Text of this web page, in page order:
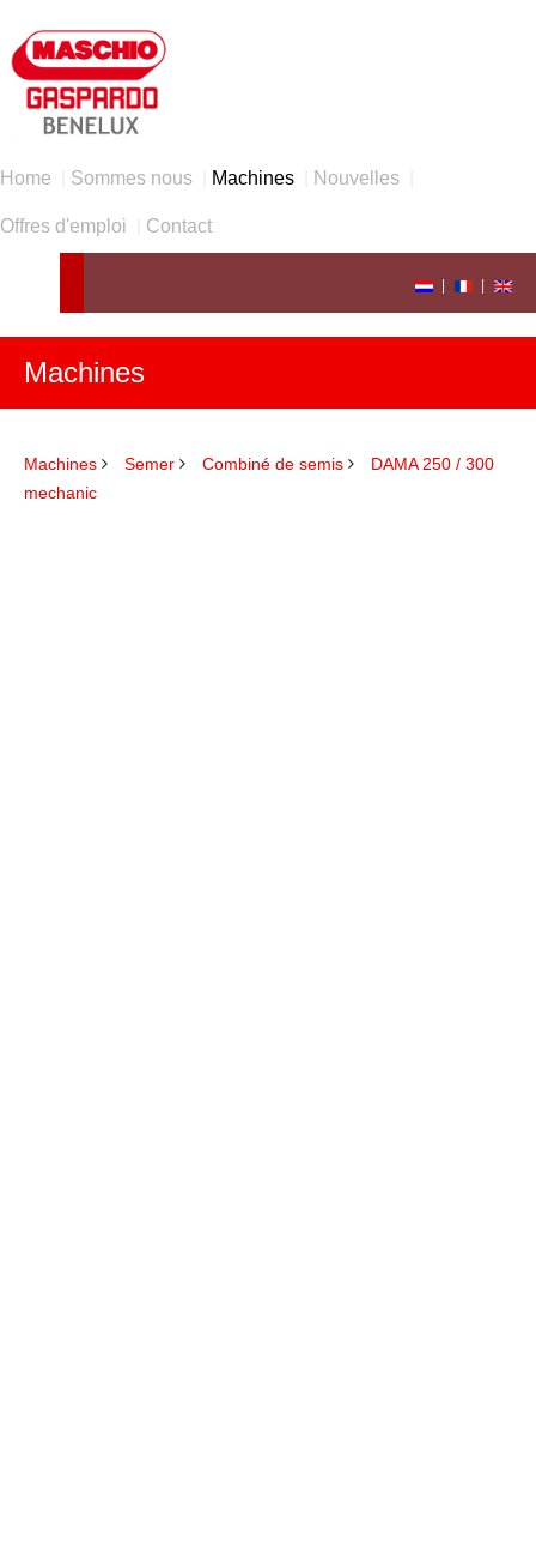
Home Sommes nous Machines Nouvelles
Offres d'emploi Contact
Machines
Machines Semer Combiné de semis
DAMA 250 / 300
mechanic